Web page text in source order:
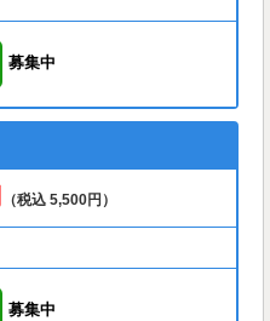
募集中
（税込 5,500円）
募集中